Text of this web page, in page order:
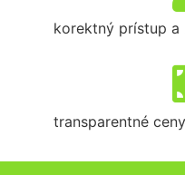
korektný prístup
transparentné